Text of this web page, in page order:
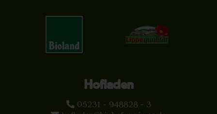
Hofladen
05231 - 948828 - 3